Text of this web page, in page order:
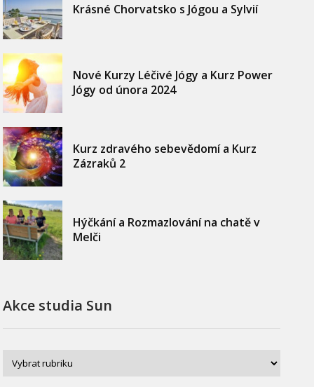
Krásné Chorvatsko s Jógou a Sylvií
Nové Kurzy Léčivé Jógy a Kurz Power
Jógy od února 2024
Kurz zdravého sebevědomí a Kurz
Zázraků 2
Hýčkání a Rozmazlování na chatě v
Melči
Akce studia Sun